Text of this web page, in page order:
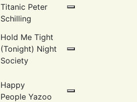
Titanic Peter
Schilling
Hold Me Tight
(Tonight) Night
Society
Happy
People Yazoo